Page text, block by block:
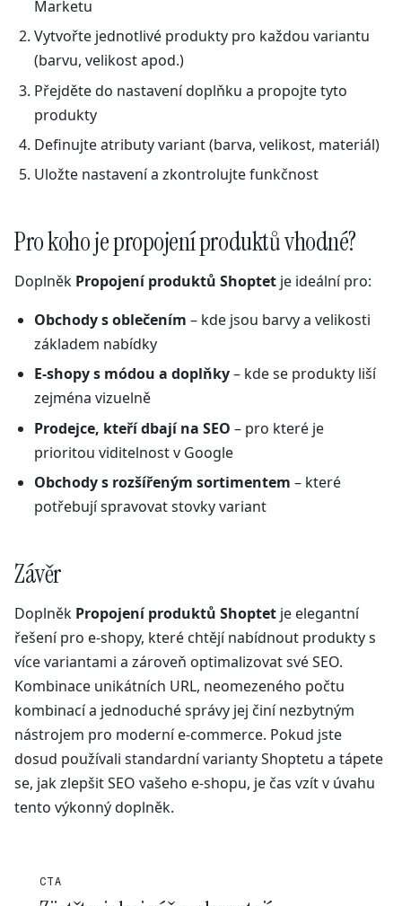
Marketu
Vytvořte jednotlivé produkty pro každou variantu
(barvu, velikost apod.)
Přejděte do nastavení doplňku a propojte tyto
produkty
Definujte atributy variant (barva, velikost, materiál)
Uložte nastavení a zkontrolujte funkčnost
Pro koho je propojení produktů vhodné?
Doplněk Propojení produktů Shoptet je ideální pro:
Obchody s oblečením – kde jsou barvy a velikosti
základem nabídky
E-shopy s módou a doplňky– kde se produkty liší
zejména vizuelně
Prodejce, kteří dbají na SEO – pro které je
prioritou viditelnost v Google
Obchody s rozšířeným sortimentem – které
potřebují spravovat stovky variant
Závěr
Doplněk Propojení produktů Shoptet je elegantní
řešení pro e-shopy, které chtějí nabídnout produkty s
více variantami a zároveň optimalizovat své SEO.
Kombinace unikátních URL, neomezeného počtu
kombinací a jednoduché správy jej činí nezbytným
nástrojem pro moderní e-commerce. Pokud jste
dosud používali standardní varianty Shoptetu a tápete
se, jak zlepšit SEO vašeho e-shopu, je čas vzít v úvahu
tento výkonný doplněk.
CTA